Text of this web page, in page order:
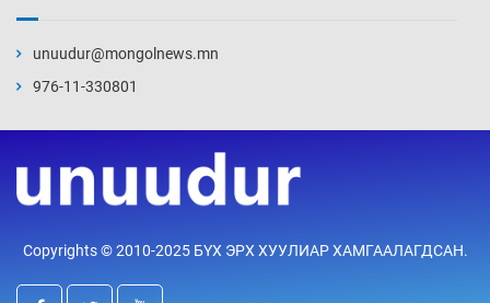
21 цаг 27 мин
21 цаг 57 мин
үйлчилж буй гэв
22 цаг 27 мин
unuudur@mongolnews.mn
976-11-330801
Copyrights © 2010-2025 БҮХ ЭРХ ХУУЛИАР ХАМГААЛАГДСАН.